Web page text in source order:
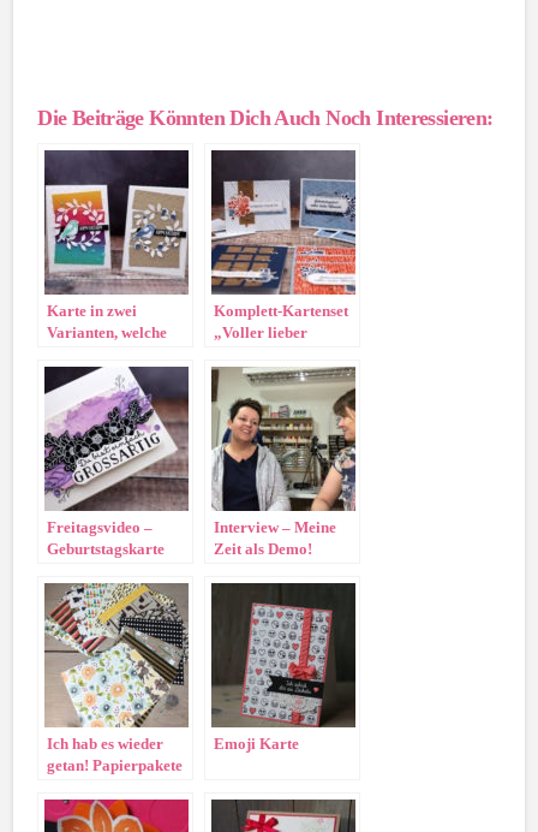
Die Beiträge Könnten Dich Auch Noch Interessieren:
Karte in zwei
Varianten, welche
Komplett-Kartenset
„Voller lieber
Freitagsvideo –
Geburtstagskarte
Wünsche“
Interview – Meine
Zeit als Demo!
Ich hab es wieder
getan! Papierpakete
Emoji Karte